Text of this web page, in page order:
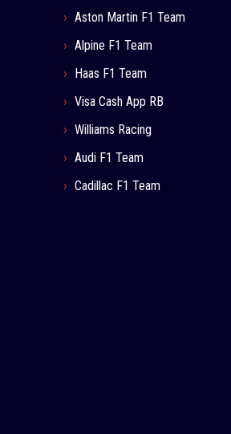
Aston Martin F1 Team
Alpine F1 Team
Haas F1 Team
Visa Cash App RB
Williams Racing
Audi F1 Team
Cadillac F1 Team